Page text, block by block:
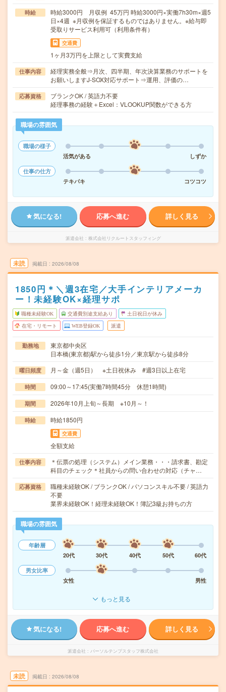
時給
時給3000円 月収例 45万円 時給3000円×実働7h30m×週5
日×4週 ※月収例を保証するものではありません。※給与即
受取りサービス利用可（利用条件有）
交通費
1ヶ月3万円を上限として実費支給
仕事内容
経理実務全般⇒月次、四半期、年次決算業務のサポートを
お願いしますJ-SOX対応サポート⇒運用、評価の…
応募資格
ブランクOK / 英語力不要
経理事務の経験＋Excel：VLOOKUP関数ができる方
職場の雰囲気
職場の様子
活気がある
しずか
仕事の仕方
テキパキ
コツコツ
気になる! 応募へ進む 詳しく見る
派遣会社 株式会社リクルートスタッフィング
未読 掲載日 2026/08/08
1850円＊＼週3在宅／大手インテリアメーカ
ー！未経験OK×経理サポ
職種未経験OK 交通費別途支給あり 土日祝日が休み
在宅・リモート WEB登録OK 派遣
勤務地
東京都中央区
日本橋(東京都)駅から徒歩1分／東京駅から徒歩8分
曜日頻度 月～金（週5日） ※土日祝休み #週3日以上在宅
時間 09:00～17:45(実働7時間45分 休憩1時間)
期間 2026年10月上旬～長期 ※10月～！
時給 時給1850円
交通費
全額支給
仕事内容
＊伝票の処理（システム）メイン業務・・・請求書、勘定
科目のチェック＊社員からの問い合わせの対応（チャ…
応募資格
職種未経験OK / ブランクOK / パソコンスキル不要 / 英語力
不要
業界未経験OK！経理未経験OK！簿記3級お持ちの方
職場の雰囲気
年齢層
20代
30代 40代 50代
60代
男女比率
女性
男性
もっと見る
気になる! 応募へ進む 詳しく見る
派遣会社 パーソルテンプスタッフ株式会社
未読 掲載日 2026/08/08